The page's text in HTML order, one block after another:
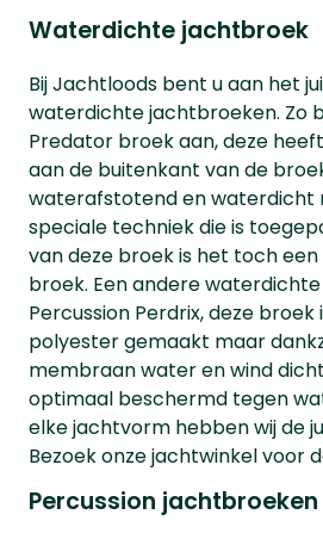
Waterdichte jachtbroek
Bij Jachtloods bent u aan het
waterdichte jachtbroeken. Zo
Predator broek aan, deze
aan de buitenkant van de
waterafstotend en waterdicht
speciale techniek die is
van deze broek is het toch
broek. Een andere
Percussion Perdrix, deze broek
polyester gemaakt maar
membraan water en wind
optimaal beschermd tegen
elke jachtvorm hebben wij de
Bezoek onze jachtwinkel voor
Percussion jachtbroeken